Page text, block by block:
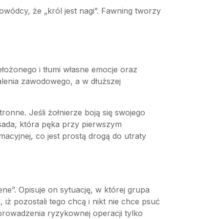
że „król jest nagi”. Fawning tworzy
i tłumi własne emocje oraz
zawodowego, a w dłuższej
Jeśli żołnierze boją się swojego
która pęka przy pierwszym
co jest prostą drogą do utraty
Opisuje on sytuację, w której grupa
iż pozostali tego chcą i nikt nie chce psuć
ryzykownej operacji tylko